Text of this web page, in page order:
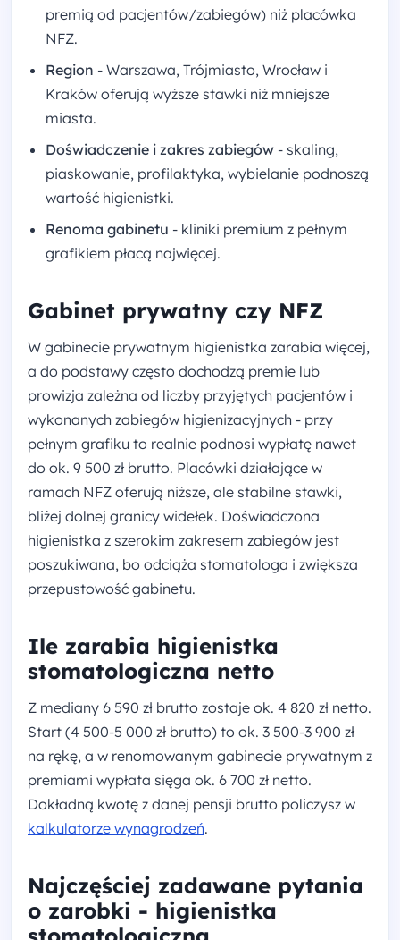
premią od pacjentów/zabiegów) niż placówka
NFZ.
Region - Warszawa, Trójmiasto, Wrocław i
Kraków oferują wyższe stawki niż mniejsze
miasta.
Doświadczenie i zakres zabiegów - skaling,
piaskowanie, profilaktyka, wybielanie podnoszą
wartość higienistki.
Renoma gabinetu - kliniki premium z pełnym
grafikiem płacą najwięcej.
Gabinet prywatny czy NFZ
W gabinecie prywatnym higienistka zarabia więcej,
a do podstawy często dochodzą premie lub
prowizja zależna od liczby przyjętych pacjentów i
wykonanych zabiegów higienizacyjnych - przy
pełnym grafiku to realnie podnosi wypłatę nawet
do ok. 9 500 zł brutto. Placówki działające w
ramach NFZ oferują niższe, ale stabilne stawki,
bliżej dolnej granicy widełek. Doświadczona
higienistka z szerokim zakresem zabiegów jest
poszukiwana, bo odciąża stomatologa i zwiększa
przepustowość gabinetu.
Ile zarabia higienistka
stomatologiczna netto
Z mediany 6 590 zł brutto zostaje ok. 4 820 zł netto.
Start (4 500-5 000 zł brutto) to ok. 3 500-3 900 zł
na rękę, a w renomowanym gabinecie prywatnym z
premiami wypłata sięga ok. 6 700 zł netto.
Dokładną kwotę z danej pensji brutto policzysz w
kalkulatorze wynagrodzeń.
Najczęściej zadawane pytania
o zarobki - higienistka